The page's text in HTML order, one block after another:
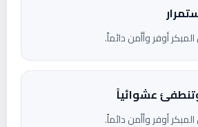
أوفر وأأمن دائماً.
عشوائياً
أوفر وأأمن دائماً.